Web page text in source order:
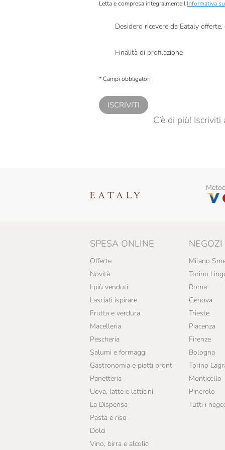
Letta e compresa integralmente l’Informativa
Desidero ricevere da Eataly
Finalità di profilazione
* Campi obbligatori
ISCRIVITI
C’è di più!
SPESA ONLINE
Offerte
Novità
I più venduti
Lasciati ispirare
Frutta e verdura
Macelleria
Pescheria
Salumi e formaggi
Gastronomia e piatti pronti
Panetteria
Uova, latte e latticini
La Dispensa
Pasta e riso
Dolci
Vino, birra e alcolici
NEGOZI
Milano
Torino
Roma
Genova
Trieste
Piacenza
Firenze
Bologna
Torino
Monticello
Pinerolo
Tutti i